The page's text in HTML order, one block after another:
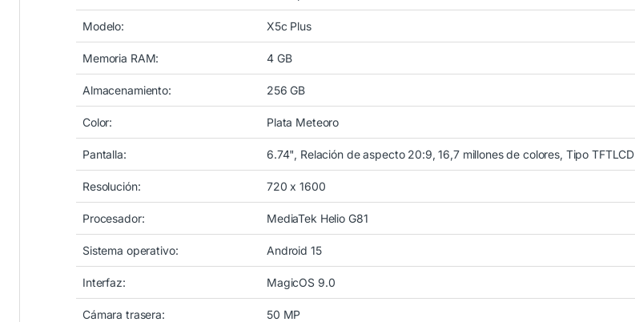
Modelo: X5c Plus
Memoria RAM: 4 GB
Almacenamiento: 256 GB
Color: Plata Meteoro
Pantalla: 6.74", Relación de aspecto 20:9, 16,7 millones de colores, Tipo TFTLCD
Resolución: 720 x 1600
Procesador: MediaTek Helio G81
Sistema operativo: Android 15
Interfaz: MagicOS 9.0
Cámara trasera: 50 MP